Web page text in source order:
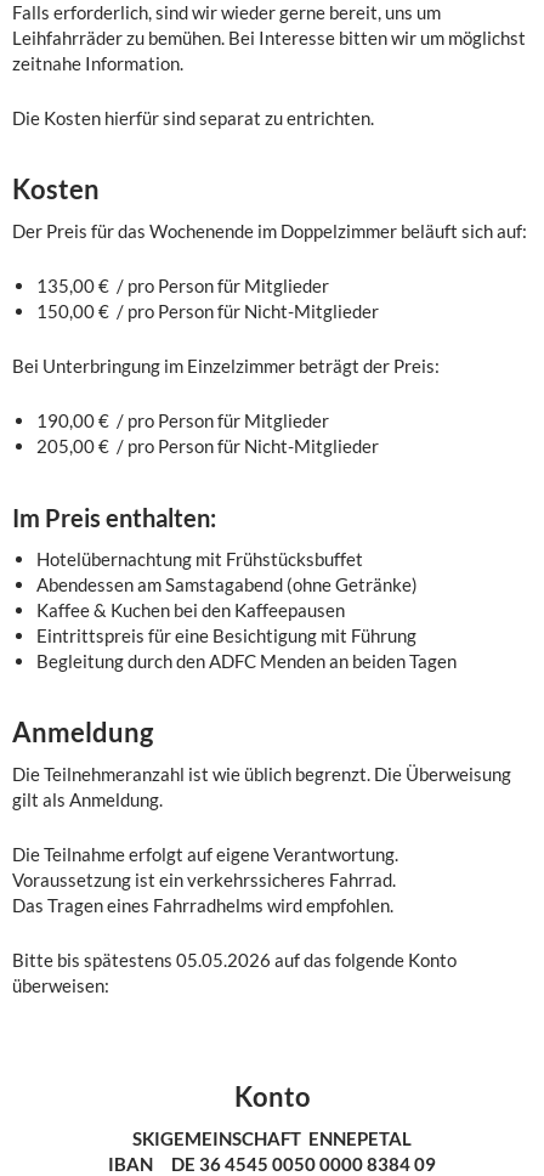
Falls erforderlich, sind wir wieder gerne bereit, uns um
Leihfahrräder zu bemühen. Bei Interesse bitten wir um möglichst
zeitnahe Information.
Die Kosten hierfür sind separat zu entrichten.
Kosten
Der Preis für das Wochenende im Doppelzimmer beläuft sich auf:
135,00 € / pro Person für Mitglieder
150,00 € / pro Person für Nicht-Mitglieder
Bei Unterbringung im Einzelzimmer beträgt der Preis:
190,00 € / pro Person für Mitglieder
205,00 € / pro Person für Nicht-Mitglieder
Im Preis enthalten:
Hotelübernachtung mit Frühstücksbuffet
Abendessen am Samstagabend (ohne Getränke)
Kaffee & Kuchen bei den Kaffeepausen
Eintrittspreis für eine Besichtigung mit Führung
Begleitung durch den ADFC Menden an beiden Tagen
Anmeldung
Die Teilnehmeranzahl ist wie üblich begrenzt. Die Überweisung
gilt als Anmeldung.
Die Teilnahme erfolgt auf eigene Verantwortung.
Voraussetzung ist ein verkehrssicheres Fahrrad.
Das Tragen eines Fahrradhelms wird empfohlen.
Bitte bis spätestens 05.05.2026 auf das folgende Konto
überweisen:
Konto
SKIGEMEINSCHAFT ENNEPETAL
IBAN DE 36 4545 0050 0000 8384 09